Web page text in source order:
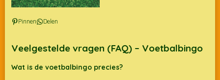
Pinnen Delen
Veelgestelde vragen (FAQ) – Voetbalbingo
Wat is de voetbalbingo precies?